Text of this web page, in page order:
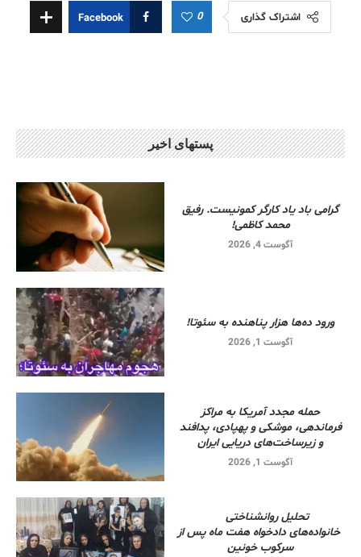
اشتراک گذاری 0
Facebook
پستهای اخیر
گرامی باد یاد کارگر کمونیست. رفیق
محمد کاظمی!
آگوست 4, 2026
ورود ده‌ها هزار پناهنده به سئوتا!
آگوست 1, 2026
حمله مجدد آمریکا به مراکز
فرماندهی، موشکی و پهپادی، پدافند
و زیرساخت‌های دریایی ایران
آگوست 1, 2026
تحلیل روانشناختی
خانواده‌های دادخواه هفت ماه پس از
سرکوب خونین